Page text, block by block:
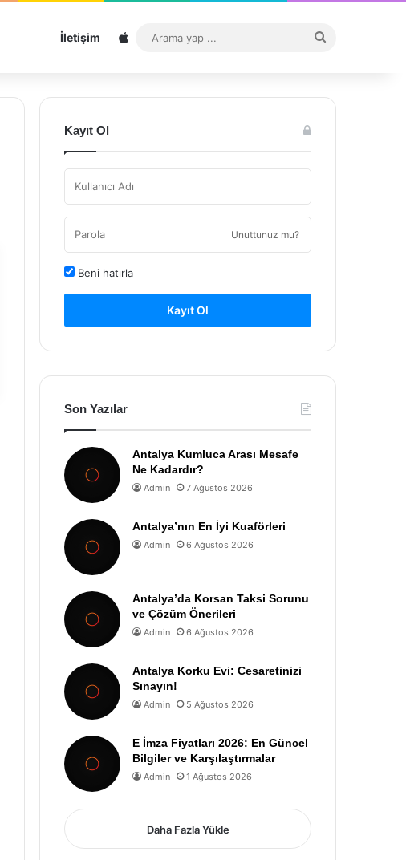
İletişim Sitemap
...
Kayıt Ol
Unuttunuz mu?
Beni hatırla
Kayıt Ol
Son Yazılar
Antalya Kumluca Arası Mesafe
Ne Kadardır?
Admin 7 Ağustos 2026
Antalya’nın En İyi Kuaförleri
Admin 6 Ağustos 2026
Antalya’da Korsan Taksi Sorunu
ve Çözüm Önerileri
Admin 6 Ağustos 2026
Antalya Korku Evi: Cesaretinizi
Sınayın!
Admin 5 Ağustos 2026
E İmza Fiyatları 2026: En Güncel
Bilgiler ve Karşılaştırmalar
Admin 1 Ağustos 2026
Daha Fazla Yükle